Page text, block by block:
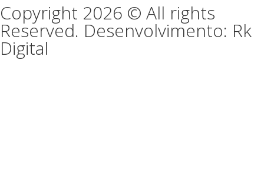
Copyright 2026 © All rights
Reserved. Desenvolvimento: Rk
Digital